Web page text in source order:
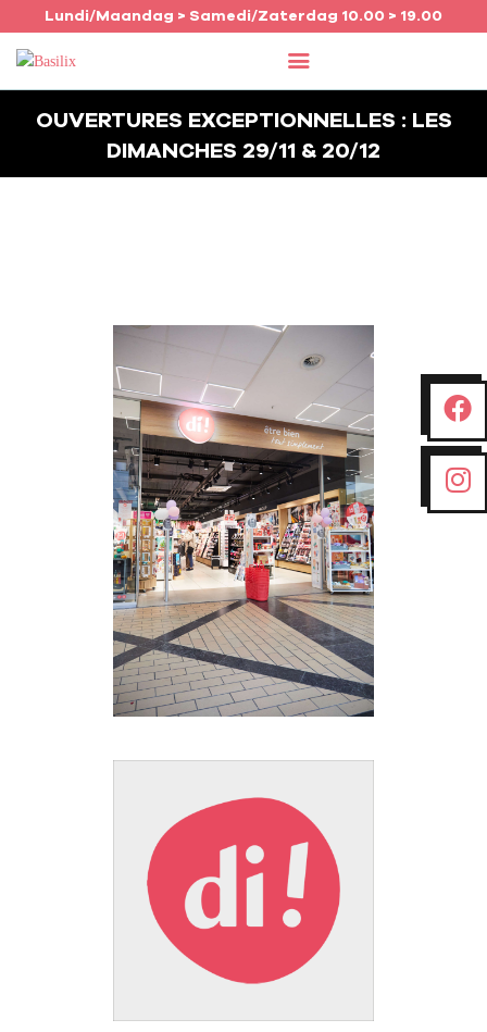
Lundi/Maandag > Samedi/Zaterdag 10.00 > 19.00
OUVERTURES EXCEPTIONNELLES : LES
DIMANCHES 29/11 & 20/12
ACCUEIL
COMMERCES